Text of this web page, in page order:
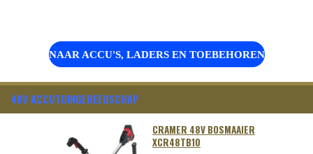
NAAR ACCU'S, LADERS EN TOEBEHOREN
48V ACCUTUINGEREEDSCHAP
CRAMER 48V BOSMAAIER
XCR48TB10